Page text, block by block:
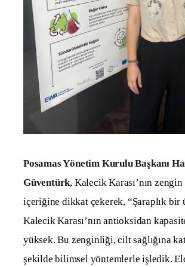
Posamas Yönetim Kurulu Başkanı
Güventürk, Kalecik Karası’nın
içeriğine dikkat çekerek, “Şaraplık bir
Kalecik Karası’nın antioksidan
yüksek. Bu zenginliği, cilt sağlığına
şekilde bilimsel yöntemlerle işledik.